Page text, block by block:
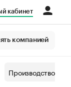
кабинет
компанией
Производство